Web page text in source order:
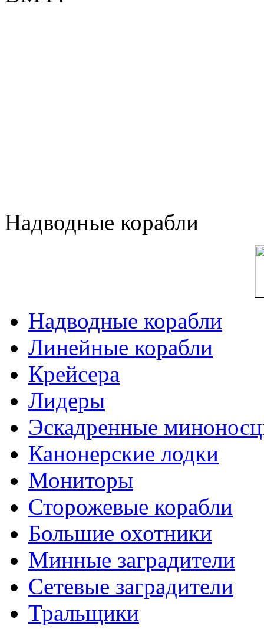
Надводные корабли
Надводные корабли
Линейные корабли
Крейсера
Лидеры
Эскадренные
Канонерские лодки
Мониторы
Сторожевые корабли
Большие охотники
Минные заградители
Сетевые заградители
Тральщики